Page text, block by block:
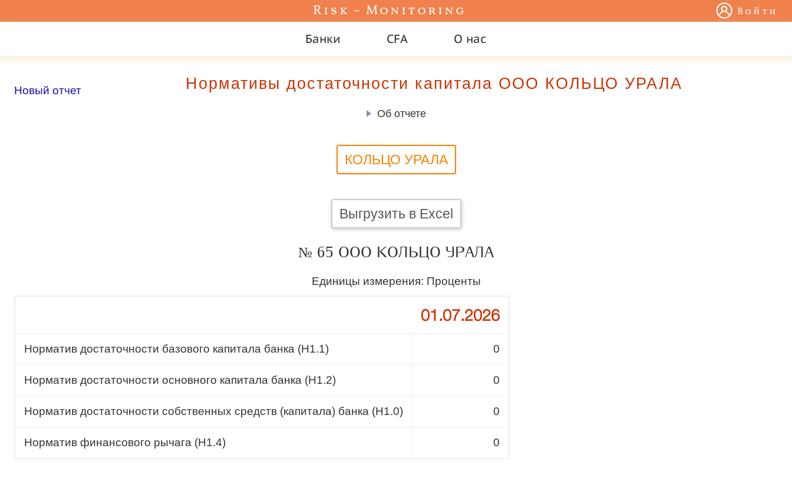
Risk – Monitoring Войти
Банки CFA О нас
Новый отчет Нормативы достаточности капитала ООО КОЛЬЦО УРАЛА
Об отчете
КОЛЬЦО УРАЛА
Выгрузить в Excel
№ 65 ООО КОЛЬЦО УРАЛА
Единицы измерения: Проценты
01.07.2026
Норматив достаточности базового капитала банка (H1.1) 0
Норматив достаточности основного капитала банка (Н1.2) 0
Норматив достаточности собственных средств (капитала) банка (H1.0) 0
Норматив финансового рычага (Н1.4) 0